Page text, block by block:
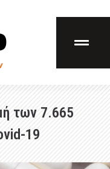
των 7.665
19